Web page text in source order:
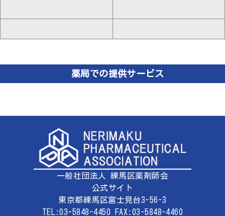
薬局での提供サービス
一般社団法人 練馬区薬剤師会
公式サイト
東京都練馬区富士見台3-56-3
TEL:03-5848-4450 FAX:03-5848-4460